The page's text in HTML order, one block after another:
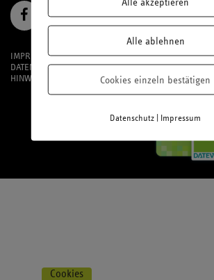
IMPRESSUM
DATENSCHUTZ
HINWEISGEBERSYSTEM
Cookies
Alle ablehnen
Cookies einzeln bestätigen
Datenschutz| Impressum